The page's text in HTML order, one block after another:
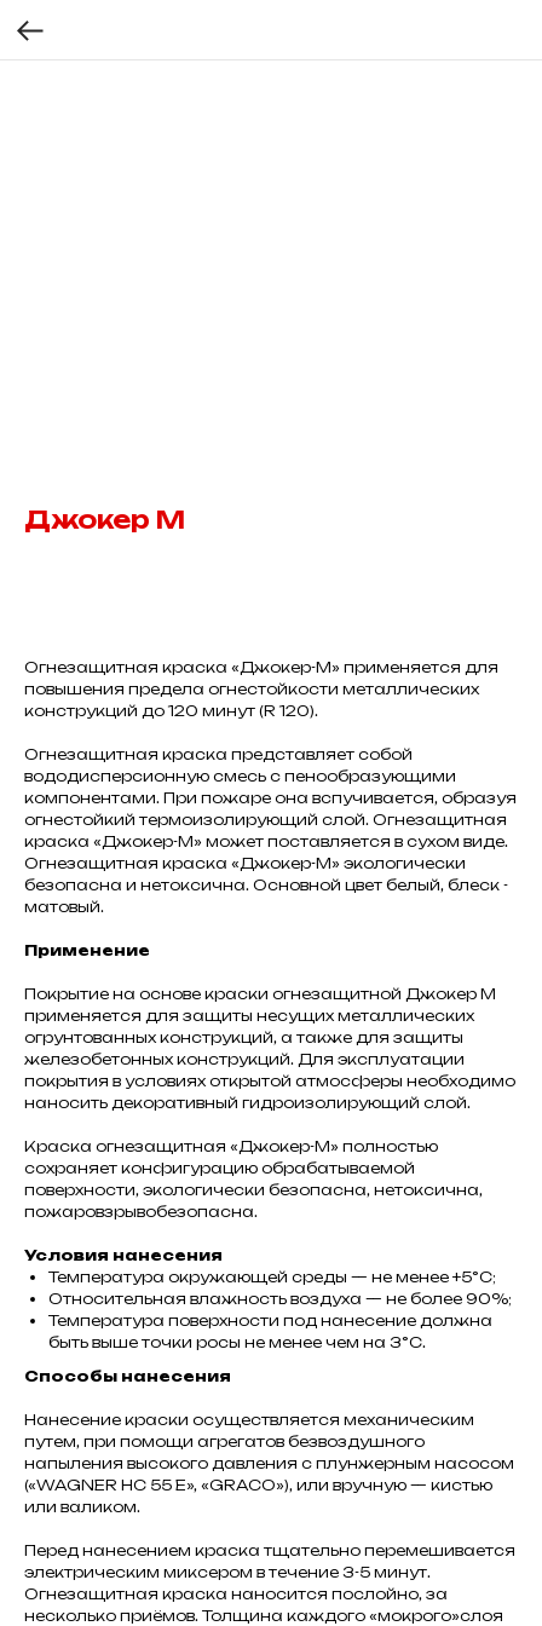
Джокер М
Огнезащитная краска «Джокер-М» применяется для
повышения предела огнестойкости металлических
конструкций до 120 минут (R 120).
Огнезащитная краска представляет собой
вододисперсионную смесь с пенообразующими
компонентами. При пожаре она вспучивается, образуя
огнестойкий термоизолирующий слой. Огнезащитная
краска «Джокер-М» может поставляется в сухом виде.
Огнезащитная краска «Джокер-М» экологически
безопасна и нетоксична. Основной цвет белый, блеск -
матовый.
Применение
Покрытие на основе краски огнезащитной Джокер М
применяется для защиты несущих металлических
огрунтованных конструкций, а также для защиты
железобетонных конструкций. Для эксплуатации
покрытия в условиях открытой атмосферы необходимо
наносить декоративный гидроизолирующий слой.
Краска огнезащитная «Джокер-М» полностью
сохраняет конфигурацию обрабатываемой
поверхности, экологически безопасна, нетоксична,
пожаровзрывобезопасна.
Условия нанесения
Температура окружающей среды — не менее +5°С;
Относительная влажность воздуха — не более 90%;
Температура поверхности под нанесение должна
быть выше точки росы не менее чем на 3°С.
Способы нанесения
Нанесение краски осуществляется механическим
путем, при помощи агрегатов безвоздушного
напыления высокого давления с плунжерным насосом
(«WAGNER HC 55 E», «GRACO»), или вручную — кистью
или валиком.
Перед нанесением краска тщательно перемешивается
электрическим миксером в течение 3-5 минут.
Огнезащитная краска наносится послойно, за
несколько приёмов. Толщина каждого «мокрого»слоя